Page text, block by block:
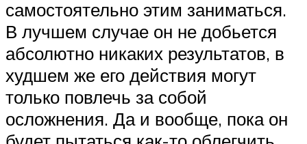
самостоятельно этим заниматься.
В лучшем случае он не добьется
абсолютно никаких результатов, в
худшем же его действия могут
только повлечь за собой
осложнения. Да и вообще, пока он